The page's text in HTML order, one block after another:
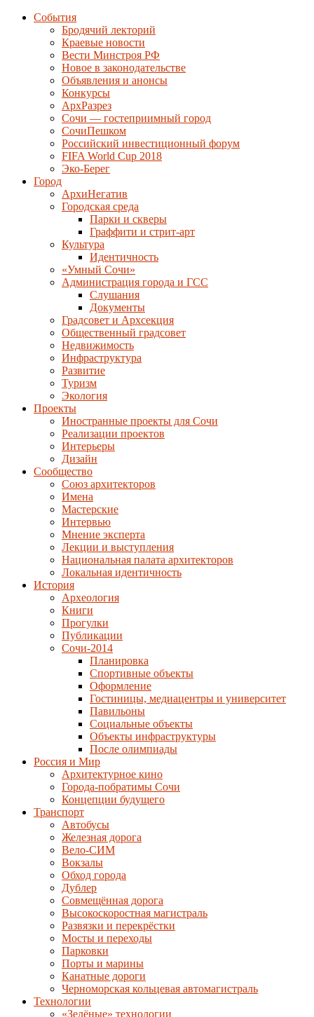
События
Бродячий лекторий
Краевые новости
Вести Минстроя РФ
Новое в законодательстве
Объявления и анонсы
Конкурсы
АрхРазрез
Сочи — гостеприимный город
СочиПешком
Российский инвестиционный форум
FIFA World Cup 2018
Эко-Берег
Город
АрхиНегатив
Городская среда
Парки и скверы
Граффити и стрит-арт
Культура
Идентичность
«Умный Сочи»
Администрация города и ГСС
Слушания
Документы
Градсовет и Архсекция
Общественный градсовет
Недвижимость
Инфраструктура
Развитие
Туризм
Экология
Проекты
Иностранные проекты для Сочи
Реализации проектов
Интерьеры
Дизайн
Сообщество
Союз архитекторов
Имена
Мастерские
Интервью
Мнение эксперта
Лекции и выступления
Национальная палата архитекторов
Локальная идентичность
История
Археология
Книги
Прогулки
Публикации
Сочи-2014
Планировка
Спортивные объекты
Оформление
Гостиницы, медиацентры и университет
Павильоны
Социальные объекты
Объекты инфраструктуры
После олимпиады
Россия и Мир
Архитектурное кино
Города-побратимы Сочи
Концепции будущего
Транспорт
Автобусы
Железная дорога
Вело-СИМ
Вокзалы
Обход города
Дублер
Совмещённая дорога
Высокоскоростная магистраль
Развязки и перекрёстки
Мосты и переходы
Парковки
Порты и марины
Канатные дороги
Черноморская кольцевая автомагистраль
Технологии
«Зелёные» технологии